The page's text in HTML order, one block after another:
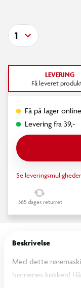
1
LEVERING
Få leveret
Få på lager
Levering fra 39,-
Se leveringsmuligheder
365 dages returret
Beskrivelse
Med dette
børnenes køkken!